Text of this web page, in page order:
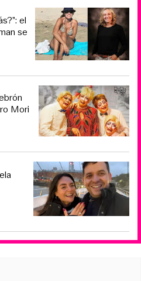
el
se
Mori